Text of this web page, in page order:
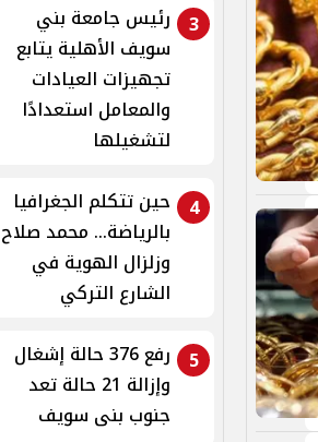
3 رئيس جامعة بني
سويف الأهلية يتابع
تجهيزات العيادات
والمعامل استعدادًا
لتشغيلها
4
حين تتكلم الجغرافيا
بالرياضة... محمد صلاح
وزلزال الهوية في
الشارع التركي
5
رفع 376 حالة إشغال
وإزالة 21 حالة تعد
جنوب بنى سويف